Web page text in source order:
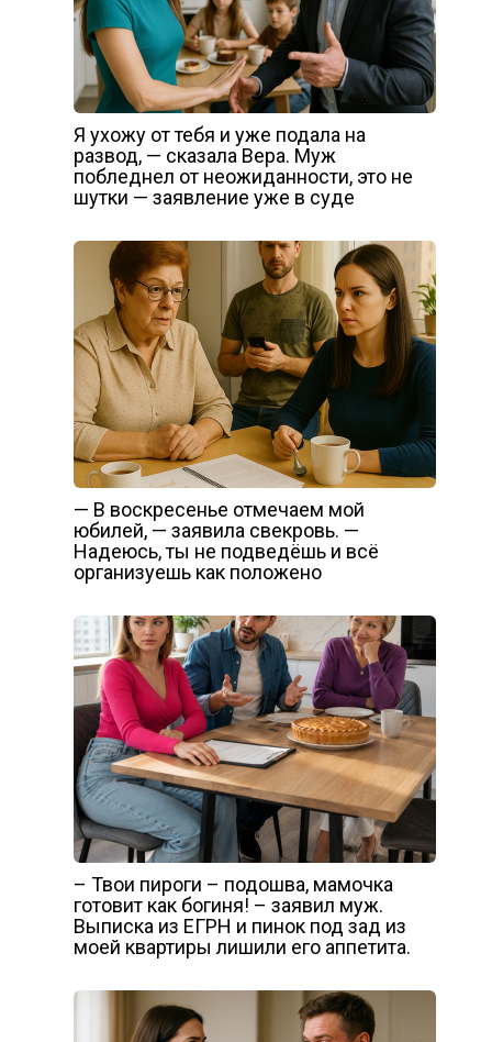
Я ухожу от тебя и уже подала на
развод, — сказала Вера. Муж
побледнел от неожиданности, это не
шутки — заявление уже в суде
— В воскресенье отмечаем мой
юбилей, — заявила свекровь. —
Надеюсь, ты не подведёшь и всё
организуешь как положено
– Твои пироги – подошва, мамочка
готовит как богиня! – заявил муж.
Выписка из ЕГРН и пинок под зад из
моей квартиры лишили его аппетита.